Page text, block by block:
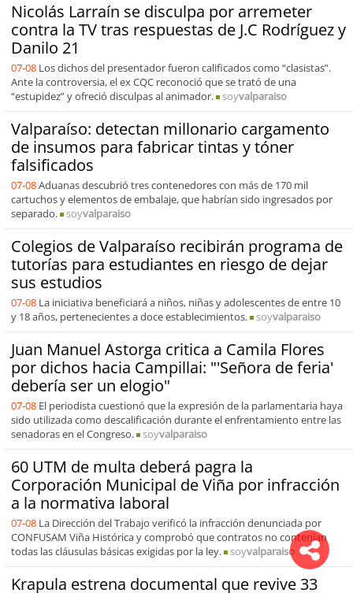
Nicolás Larraín se disculpa por arremeter
contra la TV tras respuestas de J.C Rodríguez y
Danilo 21
07-08 Los dichos del presentador fueron calificados como “clasistas”.
Ante la controversia, el ex CQC reconoció que se trató de una
“estupidez” y ofreció disculpas al animador.
soyvalparaiso
Valparaíso: detectan millonario cargamento
de insumos para fabricar tintas y tóner
falsificados
07-08Aduanas descubrió tres contenedores con más de 170 mil
cartuchos y elementos de embalaje, que habrían sido ingresados por
separado.
soyvalparaiso
Colegios de Valparaíso recibirán programa de
tutorías para estudiantes en riesgo de dejar
sus estudios
07-08 La iniciativa beneficiará a niños, niñas y adolescentes de entre 10
y 18 años, pertenecientes a doce establecimientos.
soyvalparaiso
Juan Manuel Astorga critica a Camila Flores
por dichos hacia Campillai: "'Señora de feria'
debería ser un elogio"
07-08 El periodista cuestionó que la expresión de la parlamentaria haya
sido utilizada como descalificación durante el enfrentamiento entre las
senadoras en el Congreso.
soyvalparaiso
60 UTM de multa deberá pagra la
Corporación Municipal de Viña por infracción
a la normativa laboral
07-08 La Dirección del Trabajo verificó la infracción denunciada por
CONFUSAM Viña Histórica y comprobó que contratos no contenían
todas las cláusulas básicas exigidas por la ley.
soyvalparaiso
Krapula estrena documental que revive 33